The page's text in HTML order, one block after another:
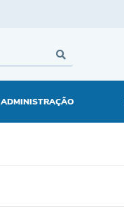
ADMINISTRAÇÃO